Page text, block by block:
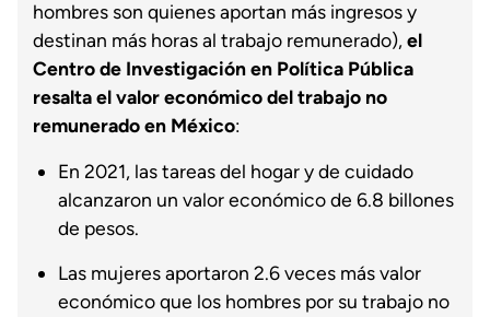
hombres son quienes aportan más ingresos y
destinan más horas al trabajo remunerado),el
Centro de Investigación en Política Pública
resalta el valor económico del trabajo no
remunerado en México:
En 2021, las tareas del hogar y de cuidado
alcanzaron un valor económico de 6.8 billones
de pesos.
Las mujeres aportaron 2.6 veces más valor
económico que los hombres por su trabajo no